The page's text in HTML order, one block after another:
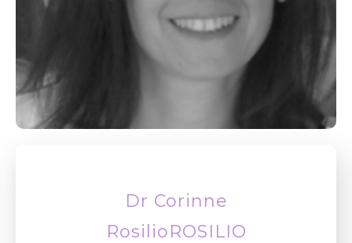
Dr Corinne
RosilioROSILIO